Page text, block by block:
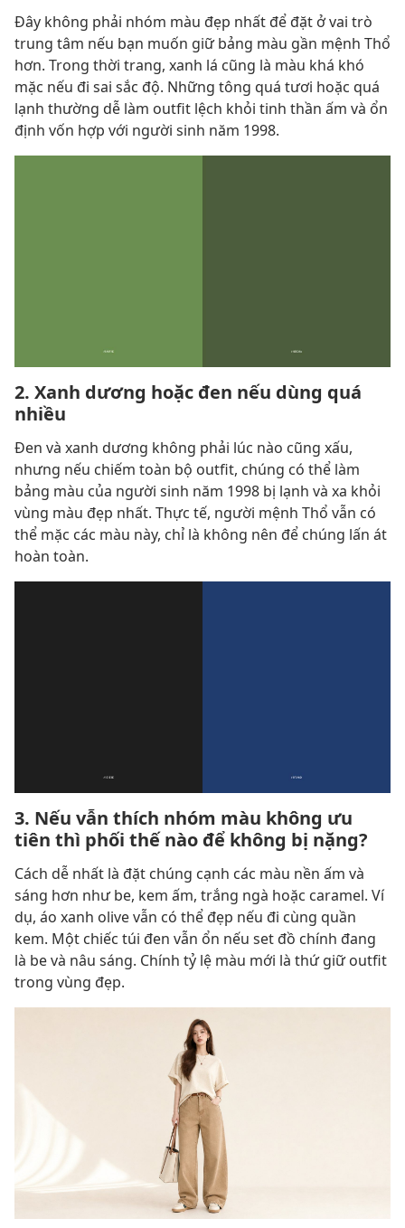
Đây không phải nhóm màu đẹp nhất để đặt ở vai trò
trung tâm nếu bạn muốn giữ bảng màu gần mệnh Thổ
hơn. Trong thời trang, xanh lá cũng là màu khá khó
mặc nếu đi sai sắc độ. Những tông quá tươi hoặc quá
lạnh thường dễ làm outfit lệch khỏi tinh thần ấm và ổn
định vốn hợp với người sinh năm 1998.
2. Xanh dương hoặc đen nếu dùng quá
nhiều
Đen và xanh dương không phải lúc nào cũng xấu,
nhưng nếu chiếm toàn bộ outfit, chúng có thể làm
bảng màu của người sinh năm 1998 bị lạnh và xa khỏi
vùng màu đẹp nhất. Thực tế, người mệnh Thổ vẫn có
thể mặc các màu này, chỉ là không nên để chúng lấn át
hoàn toàn.
3. Nếu vẫn thích nhóm màu không ưu
tiên thì phối thế nào để không bị nặng?
Cách dễ nhất là đặt chúng cạnh các màu nền ấm và
sáng hơn như be, kem ấm, trắng ngà hoặc caramel. Ví
dụ, áo xanh olive vẫn có thể đẹp nếu đi cùng quần
kem. Một chiếc túi đen vẫn ổn nếu set đồ chính đang
là be và nâu sáng. Chính tỷ lệ màu mới là thứ giữ outfit
trong vùng đẹp.